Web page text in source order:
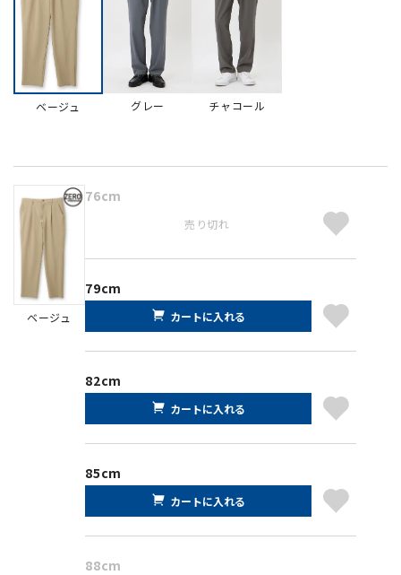
ベージュ グレー チャコール
ベージュ
76cm
売り切れ
79cm
カートに入れる
82cm
カートに入れる
85cm
カートに入れる
88cm